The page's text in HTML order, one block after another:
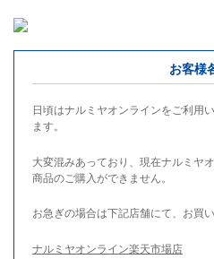
お客様
日頃はナルミヤオンラインをご利用
ます。
大変混みあっており、現在ナルミヤ
商品のご購入ができません。
お急ぎの場合は下記店舗にて、お買
ナルミヤオンライン楽天市場店